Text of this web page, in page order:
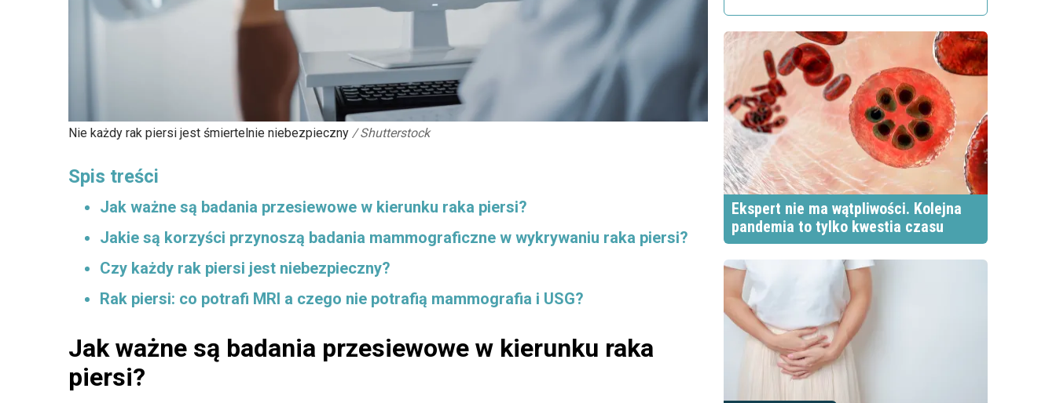
Nie każdy rak piersi jest śmiertelnie niebezpieczny / Shutterstock
Spis treści
Jak ważne są badania przesiewowe w kierunku raka piersi?
Jakie są korzyści przynoszą badania mammograficzne w wykrywaniu raka piersi?
Czy każdy rak piersi jest niebezpieczny?
Rak piersi: co potrafi MRI a czego nie potrafią mammografia i USG?
Jak ważne są badania przesiewowe w kierunku raka
piersi?
Ekspert nie ma wątpliwości. Kolejna
pandemia to tylko kwestia czasu